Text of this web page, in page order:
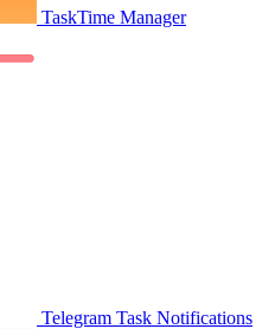
TaskTime Manager
Telegram Task Notifications